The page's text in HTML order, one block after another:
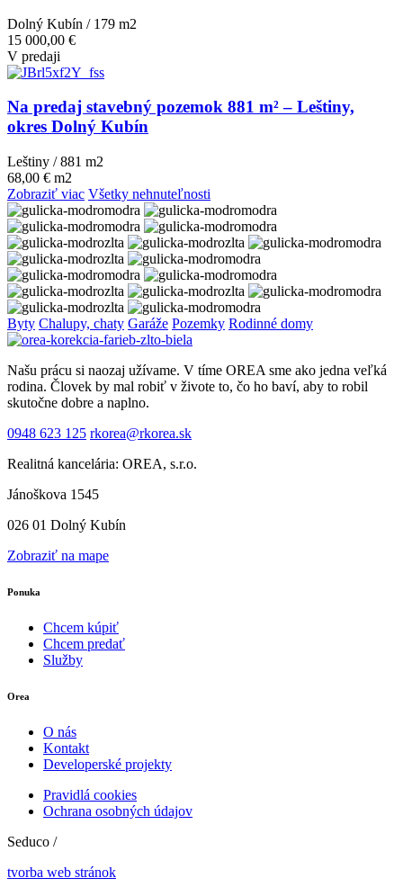
Dolný Kubín / 179 m2
15 000,00 €
V predaji
Na predaj stavebný pozemok 881 m² – Leštiny,
okres Dolný Kubín
Leštiny / 881 m2
68,00 € m2
Zobraziť viac Všetky nehnuteľnosti
Byty Chalupy, chaty Garáže Pozemky Rodinné domy
Našu prácu si naozaj užívame. V tíme OREA sme ako jedna veľká
rodina. Človek by mal robiť v živote to, čo ho baví, aby to robil
skutočne dobre a naplno.
0948 623 125 rkorea@rkorea.sk
Realitná kancelária: OREA, s.r.o.
Jánoškova 1545
026 01 Dolný Kubín
Zobraziť na mape
Ponuka
Chcem kúpiť
Chcem predať
Služby
Orea
O nás
Kontakt
Developerské projekty
Pravidlá cookies
Ochrana osobných údajov
Seduco /
tvorba web stránok